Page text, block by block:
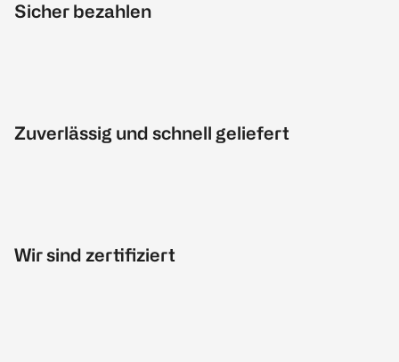
Sicher bezahlen
Zuverlässig und schnell geliefert
Wir sind zertifiziert